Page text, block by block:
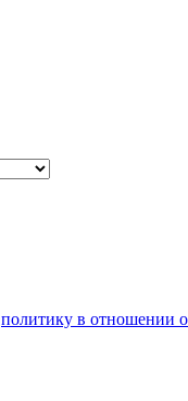
политику в отношении